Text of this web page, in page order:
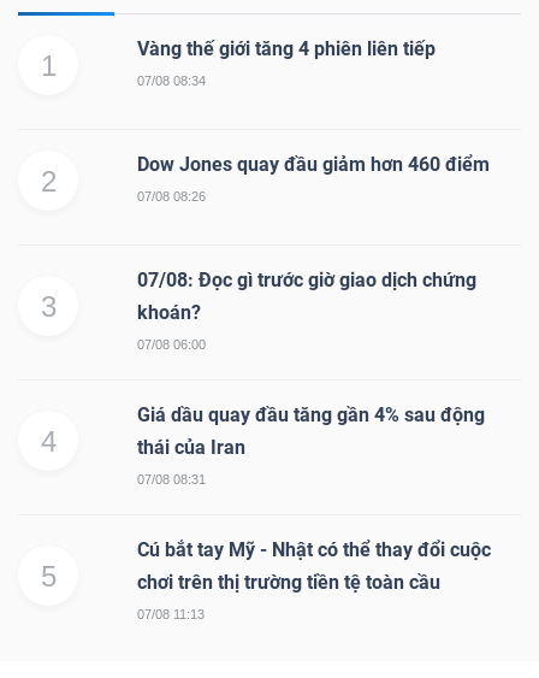
1
Vàng thế giới tăng 4 phiên liên tiếp
07/08 08:34
2
Dow Jones quay đầu giảm hơn 460 điểm
07/08 08:26
3
07/08: Đọc gì trước giờ giao dịch chứng
khoán?
07/08 06:00
4
Giá dầu quay đầu tăng gần 4% sau động
thái của Iran
07/08 08:31
5
Cú bắt tay Mỹ - Nhật có thể thay đổi cuộc
chơi trên thị trường tiền tệ toàn cầu
07/08 11:13